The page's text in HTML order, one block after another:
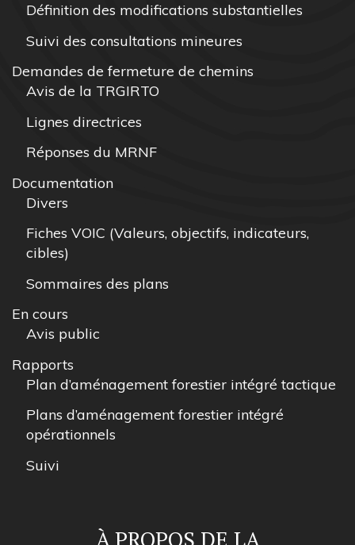
Définition des modifications substantielles
Suivi des consultations mineures
Demandes de fermeture de chemins
Avis de la TRGIRTO
Lignes directrices
Réponses du MRNF
Documentation
Divers
Fiches VOIC (Valeurs, objectifs, indicateurs,
cibles)
Sommaires des plans
En cours
Avis public
Rapports
Plan d’aménagement forestier intégré tactique
Plans d’aménagement forestier intégré
opérationnels
Suivi